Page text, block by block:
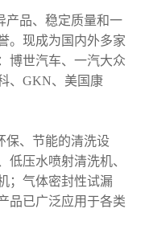
品、稳定质量和一
。现成为国内外多家
博世汽车、一汽大众
、GKN、美国康
保、节能的清洗设
低压水喷射清洗机、
；气体密封性试漏
品已广泛应用于各类